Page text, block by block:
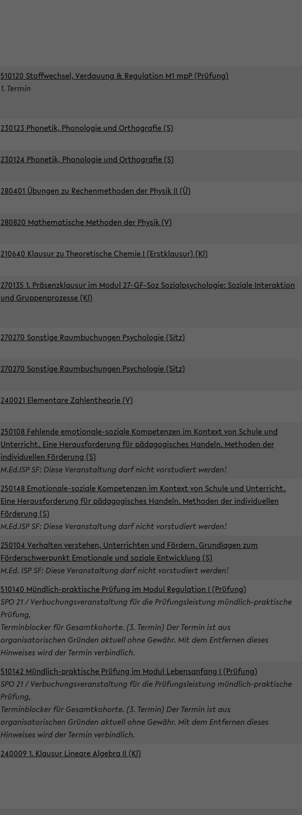
510120 Stoffwechsel, Verdauung & Regulation M1 mpP (Prüfung)
1. Termin
230123 Phonetik, Phonologie und Orthografie (S)
230124 Phonetik, Phonologie und Orthografie (S)
280401 Übungen zu Rechenmethoden der Physik II (Ü)
280820 Mathematische Methoden der Physik (V)
210640 Klausur zu Theoretische Chemie I (Erstklausur) (Kl)
270135 1. Präsenzklausur im Modul 27-GF-Soz Sozialpsychologie: Soziale Interaktion
und Gruppenprozesse (Kl)
270270 Sonstige Raumbuchungen Psychologie (Sitz)
270270 Sonstige Raumbuchungen Psychologie (Sitz)
240021 Elementare Zahlentheorie (V)
250108 Fehlende emotionale-soziale Kompetenzen im Kontext von Schule und
Unterricht. Eine Herausforderung für pädagogisches Handeln. Methoden der
individuellen Förderung (S)
M.Ed.ISP SF: Diese Veranstaltung darf nicht vorstudiert werden!
250148 Emotionale-soziale Kompetenzen im Kontext von Schule und Unterricht.
Eine Herausforderung für pädagogisches Handeln. Methoden der individuellen
Förderung (S)
M.Ed.ISP SF: Diese Veranstaltung darf nicht vorstudiert werden!
250104 Verhalten verstehen, Unterrichten und Fördern. Grundlagen zum
Förderschwerpunkt Emotionale und soziale Entwicklung (S)
M.Ed. ISP SF: Diese Veranstaltung darf nicht vorstudiert werden!
510140 Mündlich-praktische Prüfung im Modul Regulation I (Prüfung)
SPO 21 / Verbuchungsveranstaltung für die Prüfungsleistung mündlich-praktische
Prüfung,
Terminblocker für Gesamtkohorte. (3. Termin) Der Termin ist aus
organisatorischen Gründen aktuell ohne Gewähr. Mit dem Entfernen dieses
Hinweises wird der Termin verbindlich.
510142 Mündlich-praktische Prüfung im Modul Lebensanfang I (Prüfung)
SPO 21 / Verbuchungsveranstaltung für die Prüfungsleistung mündlich-praktische
Prüfung,
Terminblocker für Gesamtkohorte. (3. Termin) Der Termin ist aus
organisatorischen Gründen aktuell ohne Gewähr. Mit dem Entfernen dieses
Hinweises wird der Termin verbindlich.
240009 1. Klausur Lineare Algebra II (Kl)